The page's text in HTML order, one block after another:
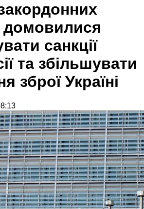
санкції
та збільшувати
зброї Україні